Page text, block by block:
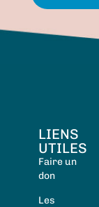
LIENS
UTILES
Faire un
don
Les